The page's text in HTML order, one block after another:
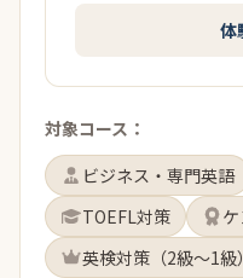
体
対象コース：
ビジネス・専門英語
TOEFL対策
英検対策（2級〜1級）